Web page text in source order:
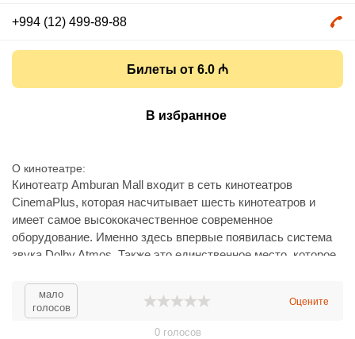
+994 (12) 499-89-88
Билеты от 6.0 ₼
В избранное
О кинотеатре
Кинотеатр Amburan Mall входит в сеть кинотеатров
CinemaPlus, которая насчитывает шесть кинотеатров и
имеет самое высококачественное современное
оборудование. Именно здесь впервые появилась система
звука Dolby Atmos. Также это единственное место, которое
языке.
Сам кинотеатр расположен на побережье Каспийского моря
мало
голосов
Оцените
0голосов